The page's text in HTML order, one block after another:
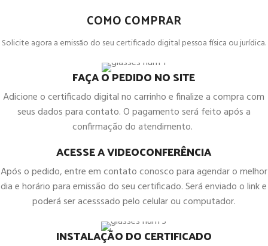
COMO COMPRAR
Solicite agora a emissão do seu certificado digital pessoa física ou jurídica.
FAÇA O PEDIDO NO SITE
Adicione o certificado digital no carrinho e finalize a compra com
seus dados para contato. O pagamento será feito após a
confirmação do atendimento.
ACESSE A VIDEOCONFERÊNCIA
Após o pedido, entre em contato conosco para agendar o melhor
dia e horário para emissão do seu certificado. Será enviado o link e
poderá ser acesssado pelo celular ou computador.
INSTALAÇÃO DO CERTIFICADO